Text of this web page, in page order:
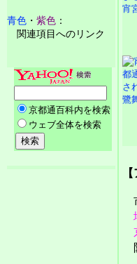
宵
鷺
青色 ・ 紫色 ：
関連項目へのリンク